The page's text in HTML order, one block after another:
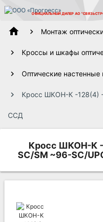
ОФИЦИАЛЬНЫЙ ДИЛЕР АО
home Монтаж
Кроссы и шкафы
Оптические настенные
Кросс ШКОН-К -128(4)
ССД
Кросс ШКОН-К -
SC/SM ~96-SC/